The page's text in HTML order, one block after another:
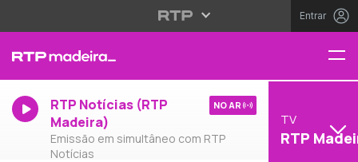
Entrar
RTP Notícias (RTP
Madeira)
Emissão em simultâneo com RTP
Notícias
NO AR
TV
RTP